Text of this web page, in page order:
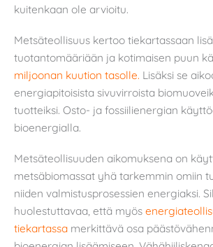
kuitenkaan ole arvioitu.
Metsäteollisuus kertoo tiekartassaan
tuotantomääriään ja kotimaisen puun
miljoonan kuution tasolle. Lisäksi se
energiapitoisista sivuvirroista
tuotteiksi. Osto- ja fossiilienergian
bioenergialla.
Metsäteollisuuden aikomuksena on
metsäbiomassat yhä tarkemmin omiin
niiden valmistusprosessien energiaksi.
huolestuttavaa, että myös
tiekartassa merkittävä osa